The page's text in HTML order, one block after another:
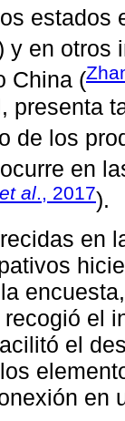
estados
y en otros
China (
presenta
de los
en
et al., 2017).
en
el
el
en